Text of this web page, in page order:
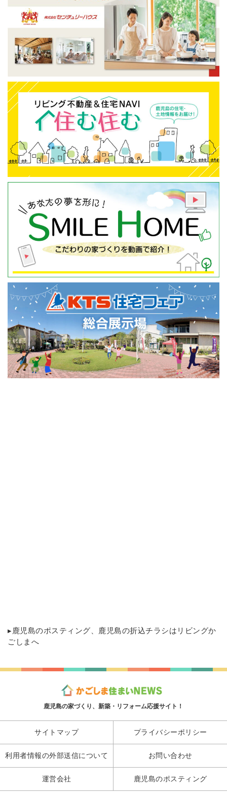
▸ 鹿児島のポスティング 、鹿児島の折込チラシはリビングか
ごしまへ
鹿児島の家づくり、新築・リフォーム応援サイト！
サイトマップ プライバシーポリシー
利用者情報の外部送信について お問い合わせ
運営会社 鹿児島のポスティング